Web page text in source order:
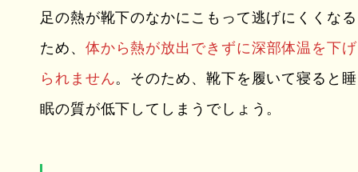
足の熱が靴下のなかにこもって逃げにくくなる
ため、 体から熱が放出できずに深部体温を下げ
られません。そのため、靴下を履いて寝ると睡
眠の質が低下してしまうでしょう。